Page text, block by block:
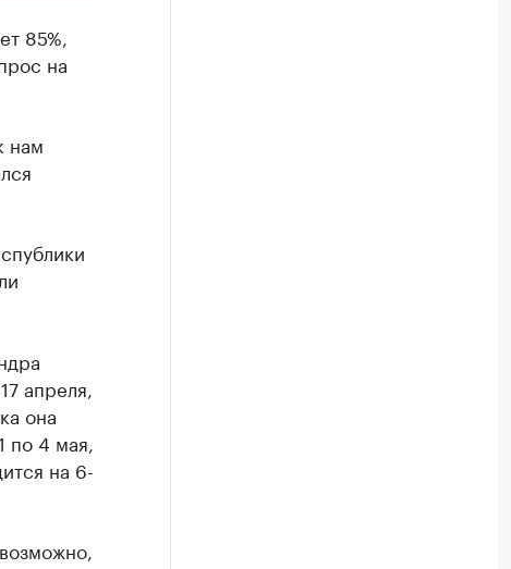
85%,
на
нам
апреля,
она
по 4 мая,
на 6-